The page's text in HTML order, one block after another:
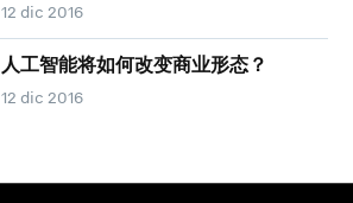
12 dic 2016
人工智能将如何改变商业形态？
12 dic 2016